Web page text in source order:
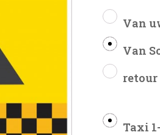
Van
Van
retour
Taxi